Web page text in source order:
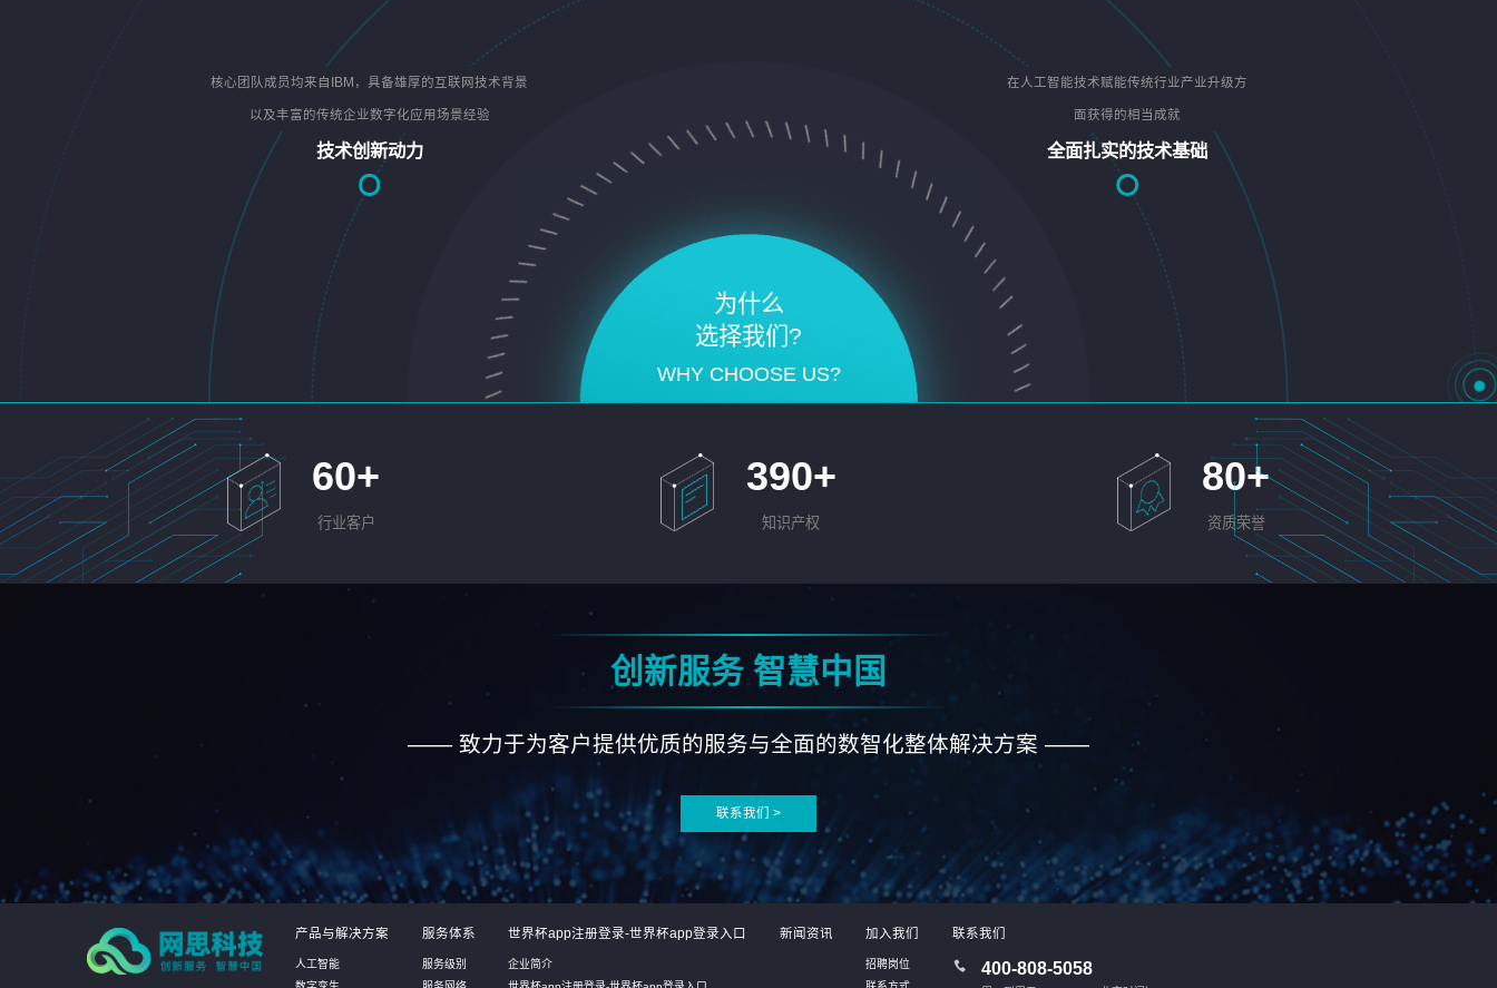
为什么
选择我们?
WHY CHOOSE US?
核心团队成员均来自IBM，具备雄厚的互联网技术背景
以及丰富的传统企业数字化应用场景经验
技术创新动力
在人工智能技术赋能传统行业产业升级方
面获得的相当成就
全面扎实的技术基础
60+
行业客户
390+
知识产权
80+
资质荣誉
创新服务 智慧中国
—— 致力于为客户提供优质的服务与全面的数智化整体解决方案 ——
联系我们 >
产品与解决方案
人工智能
服务体系
服务级别
世界杯app注册登录-世界杯app登录入口
企业简介
新闻资讯 加入我们
招聘岗位
联系我们
400-808-5058